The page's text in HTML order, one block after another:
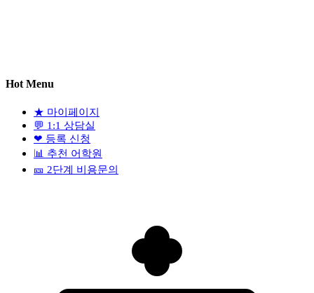
Hot Menu
★ 마이페이지
💬 1:1 상담실
❤ 등록 신청
📊 추천 어학원
🎫 2단계 비용문의